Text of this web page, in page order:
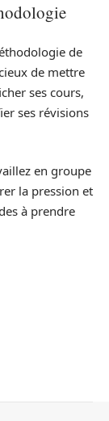
de
de mettre
ses cours,
ses révisions
en groupe
la pression et
à prendre